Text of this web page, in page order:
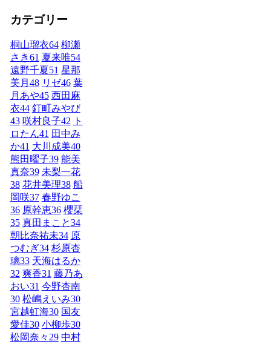
カテゴリー
桐山瑠衣64 柳瀬
さき61 夏来唯54
遠野千夏 51 星那
美月 48 リゼ46 葉
月あや45 西田麻
衣44 釘町みやび
43 咲村良子42
ト
ロたん41 田中み
か41 大川成美40
熊田曜子39 能美
真奈39 未梨一花
38 花井美理38 船
岡咲37 春野ゆこ
36 原幹恵36 櫻栞
35 真田まこと34
朝比奈祐未34 原
つむぎ34 杉原杏
璃33 天海はるか
32 爽香31 藤乃あ
おい31 今野杏南
30 松嶋えいみ30
宮越虹海30 国友
愛佳30 小柳歩30
松岡奈々29 中村